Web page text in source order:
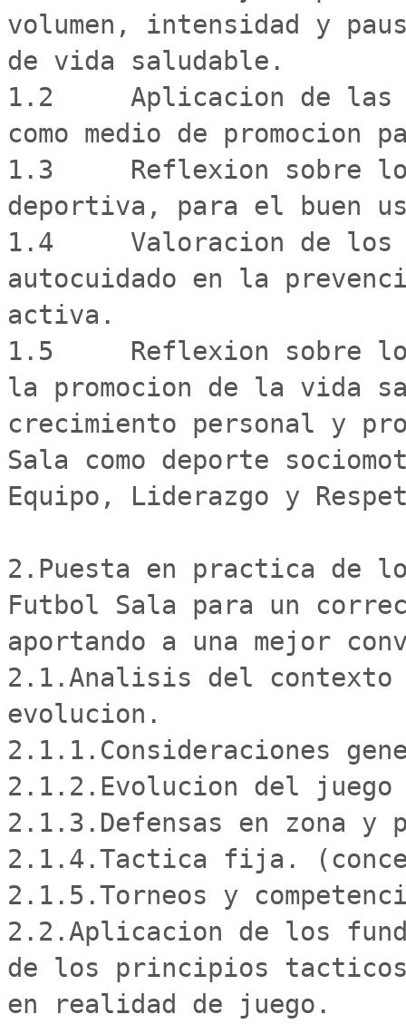
volumen, intensidad y
de vida saludable.
1.2	Aplicacion de las capacidades condicionantes
como medio de
1.3	Reflexion sobre los beneficios de la practica
deportiva, para el buen
1.4	Valoracion de los habitos saludables para el
autocuidado en la
activa.
1.5	Reflexion sobre los aspectos actitudinales para
la promocion de la vida
crecimiento personal y
Sala como deporte
Equipo, Liderazgo y
2.Puesta en practica de
Futbol Sala para un
aportando a una mejor
2.1.Analisis del
evolucion.
2.1.1.Consideraciones
2.1.2.Evolucion del juego
2.1.3.Defensas en zona
2.1.4.Tactica fija.
2.1.5.Torneos y
2.2.Aplicacion de los
de los principios
en realidad de juego.